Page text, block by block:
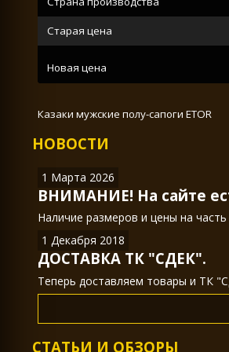
Старая цена
Новая цена
Казаки мужские полу-сапоги ETOR
НОВОСТИ
1 Марта 2026
ВНИМАНИЕ! На сайте
Наличие размеров и цены на
1 Декабря 2018
ДОСТАВКА ТК "СДЕК".
Теперь доставляем товары и ТК
СТАТЬИ И ОБЗОРЫ